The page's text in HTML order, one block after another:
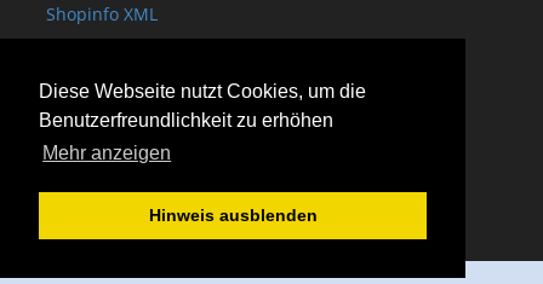
Diese Webseite nutzt Cookies, um die
Benutzerfreundlichkeit zu erhöhen
Mehr anzeigen
Hinweis ausblenden
Shopinfo XML
Bischof-Brand Straße 2
61440 Oberursel
(+49) 6171 - 98 11 80
(+49) 6171 - 98 28 10
service@onsite.org